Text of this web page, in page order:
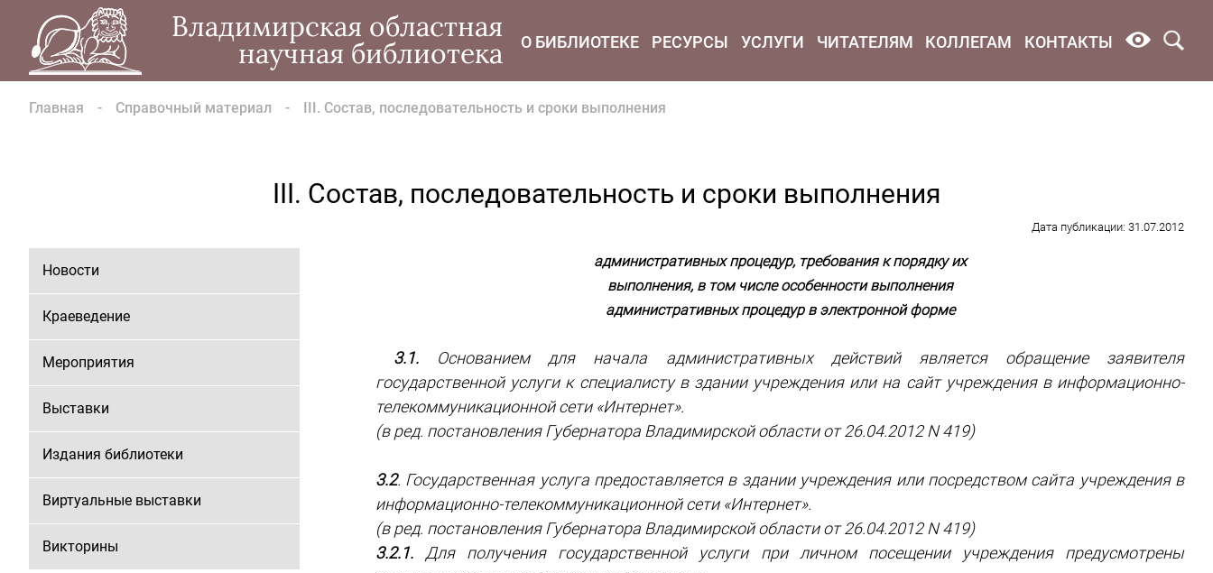
Владимирская областная
научная библиотека
О БИБЛИОТЕКЕ РЕСУРСЫ УСЛУГИ ЧИТАТЕЛЯМ КОЛЛЕГАМ КОНТАКТЫ
Главная Справочный материал III. Состав, последовательность и сроки выполнения
III. Состав, последовательность и сроки выполнения
Дата публикации: 31.07.2012
Новости
Краеведение
Мероприятия
Выставки
Издания библиотеки
Виртуальные выставки
Викторины
административных процедур, требования к порядку их
выполнения, в том числе особенности выполнения
административных процедур в электронной форме
3.1. Основанием для начала административных действий является обращение заявителя
государственной услуги к специалисту в здании учреждения или на сайт учреждения в информационно-
телекоммуникационной сети «Интернет».
(в ред. постановления Губернатора Владимирской области от 26.04.2012 N 419)
3.2. Государственная услуга предоставляется в здании учреждения или посредством сайта учреждения в
информационно-телекоммуникационной сети «Интернет».
(в ред. постановления Губернатора Владимирской области от 26.04.2012 N 419)
3.2.1. Для получения государственной услуги при личном посещении учреждения предусмотрены